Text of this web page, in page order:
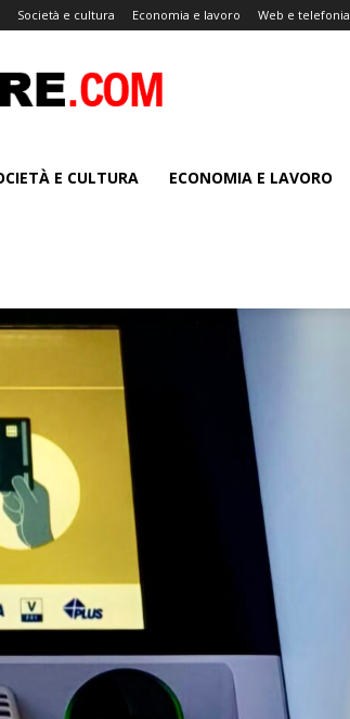
Società e cultura Economia e lavoro Web e telefonia
E CULTURA ECONOMIA E LAVORO